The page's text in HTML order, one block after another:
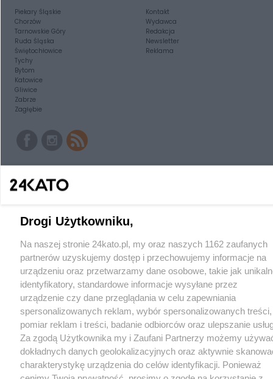
Piekary Śląskie
Chorzów
Tarnowskie Góry
Ruda Śląska
Świętochłowice
Tychy
Bytom
Katowice
Gliwice
Zabrze
Zagłębie
Kontakt
Wydawca
Redakcja
Newsletter
Reklama
Drogi Użytkowniku,
Na naszej stronie 24kato.pl, my oraz naszych 1162 zaufanych
partnerów uzyskujemy dostęp i przechowujemy informacje na
urządzeniu oraz przetwarzamy dane osobowe, takie jak
identyfikatory, standardowe informacje wysyłane przez
urządzenie czy dane przeglądania w celu zapewniania
spersonalizowanych reklam, wybór spersonalizowanych treści,
pomiar reklam i treści, badanie odbiorców oraz ulepszanie
Za zgodą Użytkownika my i Zaufani Partnerzy możemy
dokładnych danych geolokalizacyjnych oraz aktywnie
charakterystykę urządzenia do celów identyfikacji. Ponieważ